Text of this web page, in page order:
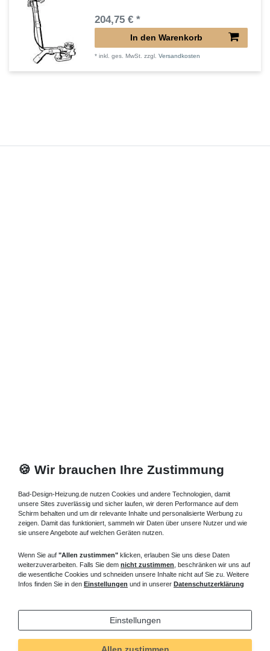
204,75 € *
In den Warenkorb
*inkl. ges. MwSt. zzgl.Versandkosten
🍪 Wir brauchen Ihre Zustimmung
Bad-Design-Heizung.de nutzen Cookies und andere Technologien, damit
unsere Sites zuverlässig und sicher laufen, wir deren Performance auf dem
Schirm behalten und um dir relevante Inhalte und personalisierte Werbung zu
zeigen. Damit das funktioniert, sammeln wir Daten über unsere Nutzer und wie
sie unsere Angebote auf welchen Geräten nutzen.
Wenn Sie auf "Allen zustimmen" klicken, erlauben Sie uns diese Daten
weiterzuverarbeiten. Falls Sie dem nicht zustimmen , beschränken wir uns auf
die wesentliche Cookies und schneiden unsere Inhalte nicht auf Sie zu. Weitere
Infos finden Sie in den Einstellungen und in unserer Datenschutzerklärung
Einstellungen